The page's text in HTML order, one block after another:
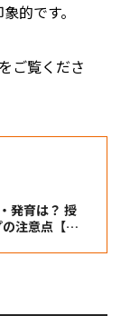
的です。
ご覧くださ
発育は？ 授
注意点【小